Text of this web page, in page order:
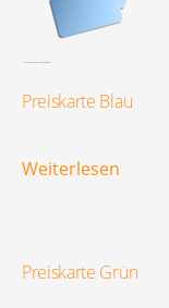
Preiskarte Blau
Weiterlesen
Preiskarte Grün